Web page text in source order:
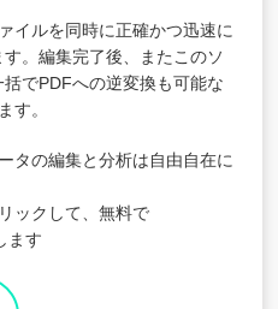
イルを同時に正確かつ迅速に
。編集完了後、またこのソ
でPDFへの逆変換も可能な
す。
タの編集と分析は自由自在に
ックして、無料で
ます